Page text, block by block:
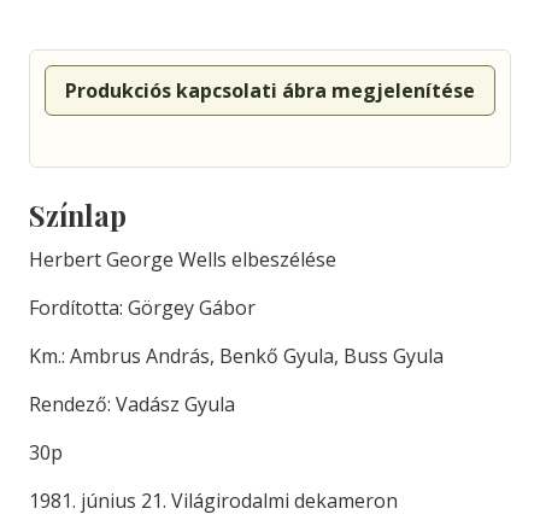
Produkciós kapcsolati ábra megjelenítése
Színlap
Herbert George Wells elbeszélése
Fordította: Görgey Gábor
Km.: Ambrus András, Benkő Gyula, Buss Gyula
Rendező: Vadász Gyula
30p
1981. június 21. Világirodalmi dekameron